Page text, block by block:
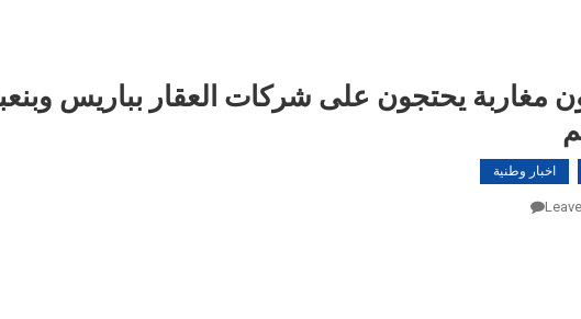
مغاربة يحتجون على شركات العقار بباريس
اخبار وطنية